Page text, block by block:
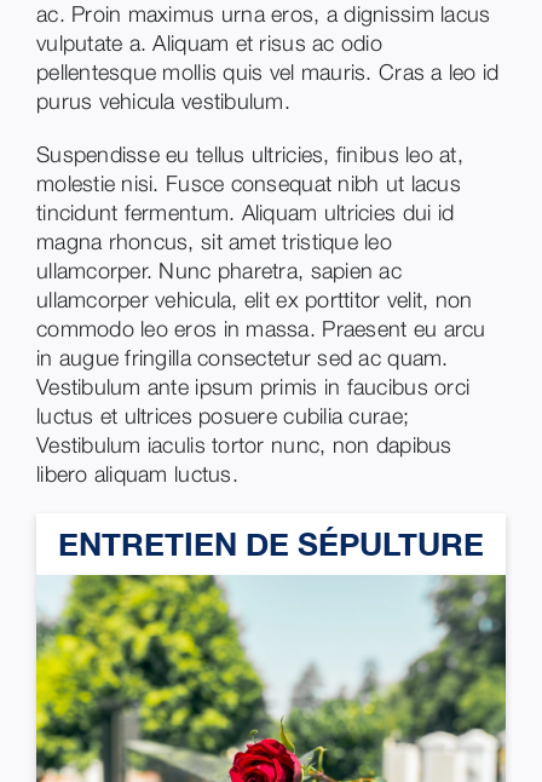
ac. Proin maximus urna eros, a dignissim lacus
vulputate a. Aliquam et risus ac odio
pellentesque mollis quis vel mauris. Cras a leo id
purus vehicula vestibulum.
Suspendisse eu tellus ultricies, finibus leo at,
molestie nisi. Fusce consequat nibh ut lacus
tincidunt fermentum. Aliquam ultricies dui id
magna rhoncus, sit amet tristique leo
ullamcorper. Nunc pharetra, sapien ac
ullamcorper vehicula, elit ex porttitor velit, non
commodo leo eros in massa. Praesent eu arcu
in augue fringilla consectetur sed ac quam.
Vestibulum ante ipsum primis in faucibus orci
luctus et ultrices posuere cubilia curae;
Vestibulum iaculis tortor nunc, non dapibus
libero aliquam luctus.
ENTRETIEN DE SÉPULTURE